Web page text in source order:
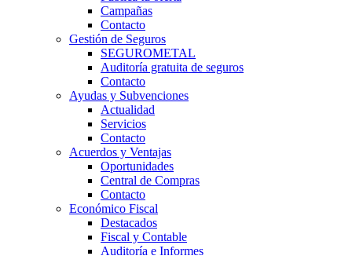
Campañas
Contacto
Gestión de Seguros
SEGUROMETAL
Auditoría gratuita de seguros
Contacto
Ayudas y Subvenciones
Actualidad
Servicios
Contacto
Acuerdos y Ventajas
Oportunidades
Central de Compras
Contacto
Económico Fiscal
Destacados
Fiscal y Contable
Auditoría e Informes